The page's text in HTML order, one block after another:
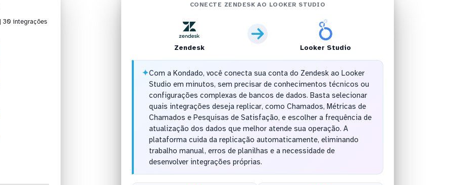
30 integrações
CONECTE ZENDESK AO LOOKER STUDIO
Zendesk Looker Studio
✦Com a Kondado, você conecta sua conta do Zendesk ao Looker
Studio em minutos, sem precisar de conhecimentos técnicos ou
configurações complexas de bancos de dados. Basta selecionar
quais integrações deseja replicar, como Chamados, Métricas de
Chamados e Pesquisas de Satisfação, e escolher a frequência de
atualização dos dados que melhor atende sua operação. A
plataforma cuida da replicação automaticamente, eliminando
trabalho manual, erros de planilhas e a necessidade de
desenvolver integrações próprias.